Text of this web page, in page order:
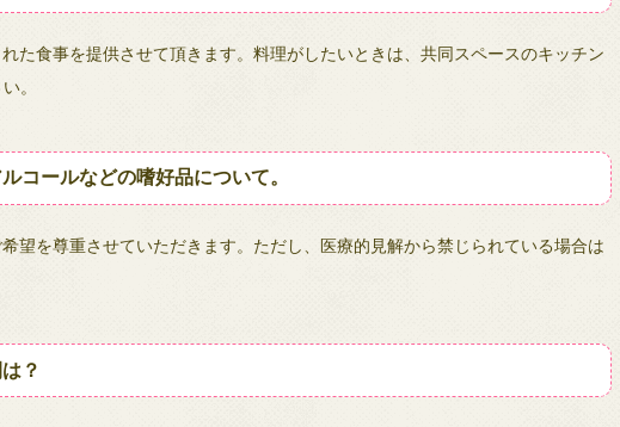
た食事を提供させて頂きます。料理がしたいときは、共同スペースのキッチン
。
コールなどの嗜好品について。
望を尊重させていただきます。ただし、医療的見解から禁じられている場合は
？